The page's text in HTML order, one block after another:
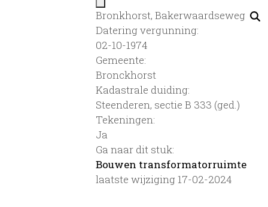
Bronkhorst, Bakerwaardseweg
Datering vergunning:
02-10-1974
Gemeente:
Bronckhorst
Kadastrale duiding:
Steenderen, sectie B 333 (ged.)
Tekeningen:
Ja
Ga naar dit stuk:
Bouwen transformatorruimte
laatste wijziging 17-02-2024